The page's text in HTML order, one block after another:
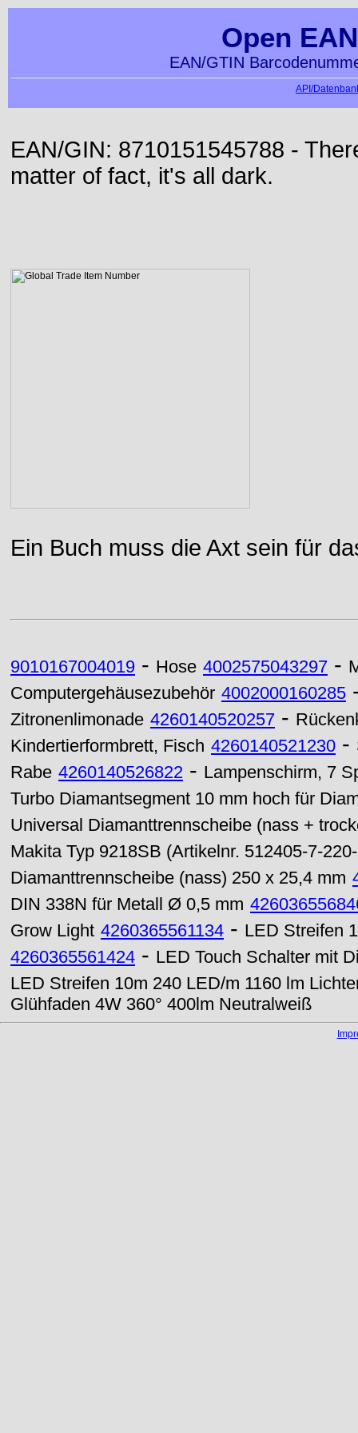
Open
EAN/GTIN
API/
EAN/GIN: 8710151545788 -
matter of fact, it's all dark.
Ein Buch muss die Axt sein für
9010167004019 - Hose 4002575043297 -
Computergehäusezubehör 4002000160285
Zitronenlimonade 4260140520257 -
Kindertierformbrett, Fisch 4260140521230 -
Rabe 4260140526822 - Lampenschirm, 7
Turbo Diamantsegment 10 mm hoch für
Universal Diamanttrennscheibe (nass +
Makita Typ 9218SB (Artikelnr. 512405-7-
Diamanttrennscheibe (nass) 250 x 25,4 mm
DIN 338N für Metall Ø 0,5 mm
Grow Light 4260365561134 - LED Streifen
4260365561424 - LED Touch Schalter mit
LED Streifen 10m 240 LED/m 1160 lm
Glühfaden 4W 360° 400lm Neutralweiß